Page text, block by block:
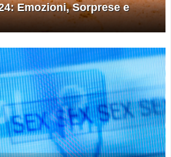
Emozioni, Sorprese e